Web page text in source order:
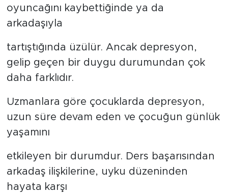
oyuncağını kaybettiğinde ya da
arkadaşıyla
tartıştığında üzülür. Ancak depresyon,
gelip geçen bir duygu durumundan çok
daha farklıdır.
Uzmanlara göre çocuklarda depresyon,
uzun süre devam eden ve çocuğun günlük
yaşamını
etkileyen bir durumdur. Ders başarısından
arkadaş ilişkilerine, uyku düzeninden
hayata karşı